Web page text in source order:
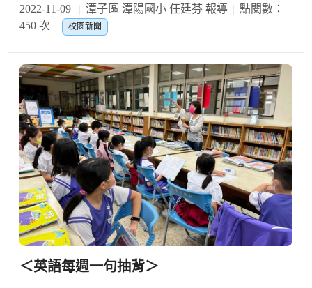
2022-11-09 潭子區 潭陽國小 任廷芬 報導
點閱數：
450 次
校園新聞
＜英語每週一句抽背＞